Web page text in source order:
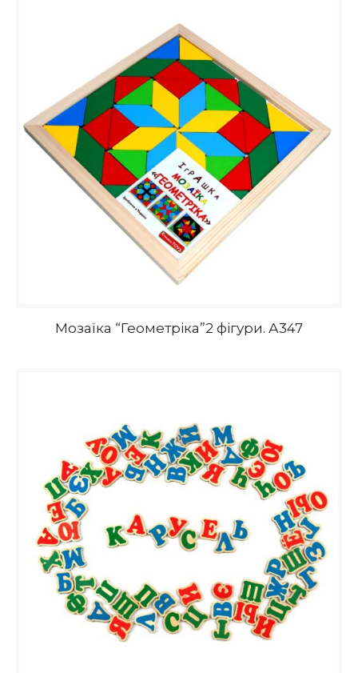
Мозаїка “Геометріка”2 фігури. А347